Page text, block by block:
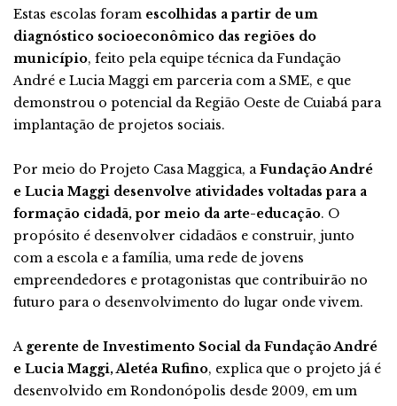
Estas escolas foram escolhidas a partir de um
diagnóstico socioeconômico das regiões do
município, feito pela equipe técnica da Fundação
André e Lucia Maggi em parceria com a SME, e que
demonstrou o potencial da Região Oeste de Cuiabá para
implantação de projetos sociais.
Por meio do Projeto Casa Maggica, aFundação André
e Lucia Maggi desenvolve atividades voltadas para a
formação cidadã, por meio da arte-educação. O
propósito é desenvolver cidadãos e construir, junto
com a escola e a família, uma rede de jovens
empreendedores e protagonistas que contribuirão no
futuro para o desenvolvimento do lugar onde vivem.
A gerente de Investimento Social da Fundação André
e Lucia Maggi, Aletéa Rufino, explica que o projeto já é
desenvolvido em Rondonópolis desde 2009, em um